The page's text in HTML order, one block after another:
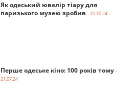
Як одеський ювелір тіару для
паризького музею зробив - 10.10.24
Перше одеське кіно: 100 років тому -
21.07.24